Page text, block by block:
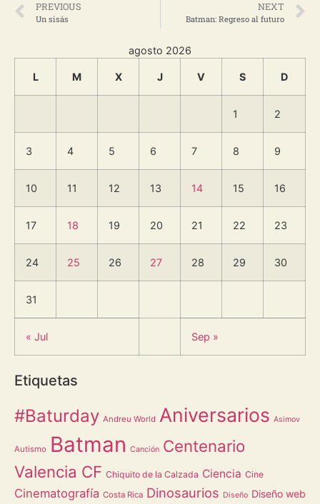
PREVIOUS
Un sisás
NEXT
Batman: Regreso al futuro
agosto 2026
L M X J V S D
1 2
3 4 5 6 7 8 9
10 11 12 13 14 15 16
17 18 19 20 21 22 23
24 25 26 27 28 29 30
31
« Jul Sep »
Etiquetas
#Baturday Andreu World Aniversarios Asimov
Autismo Batman Canción Centenario
Valencia CF Chiquito de la Calzada Ciencia Cine
Cinematografía Costa Rica Dinosaurios Diseño Diseño web